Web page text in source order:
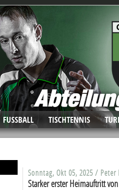
FUSSBALL TISCHTENNIS
Sonntag, Okt 05, 2025 / Peter
Starker erster Heimauftritt